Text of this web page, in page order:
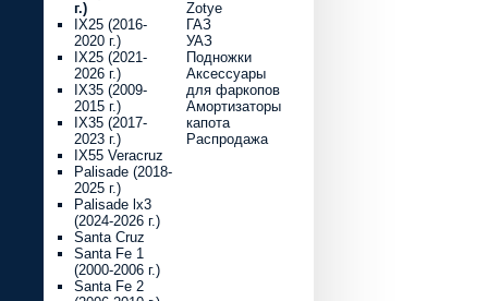
г.)
IX25 (2016-
2020 г.)
IX25 (2021-
2026 г.)
IX35 (2009-
2015 г.)
IX35 (2017-
2023 г.)
IX55 Veracruz
Palisade (2018-
2025 г.)
Palisade lx3
(2024-2026 г.)
Santa Cruz
Santa Fe 1
(2000-2006 г.)
Santa Fe 2
Zotye
ГАЗ
УАЗ
Подножки
Аксессуары
для фаркопов
Амортизаторы
капота
Распродажа